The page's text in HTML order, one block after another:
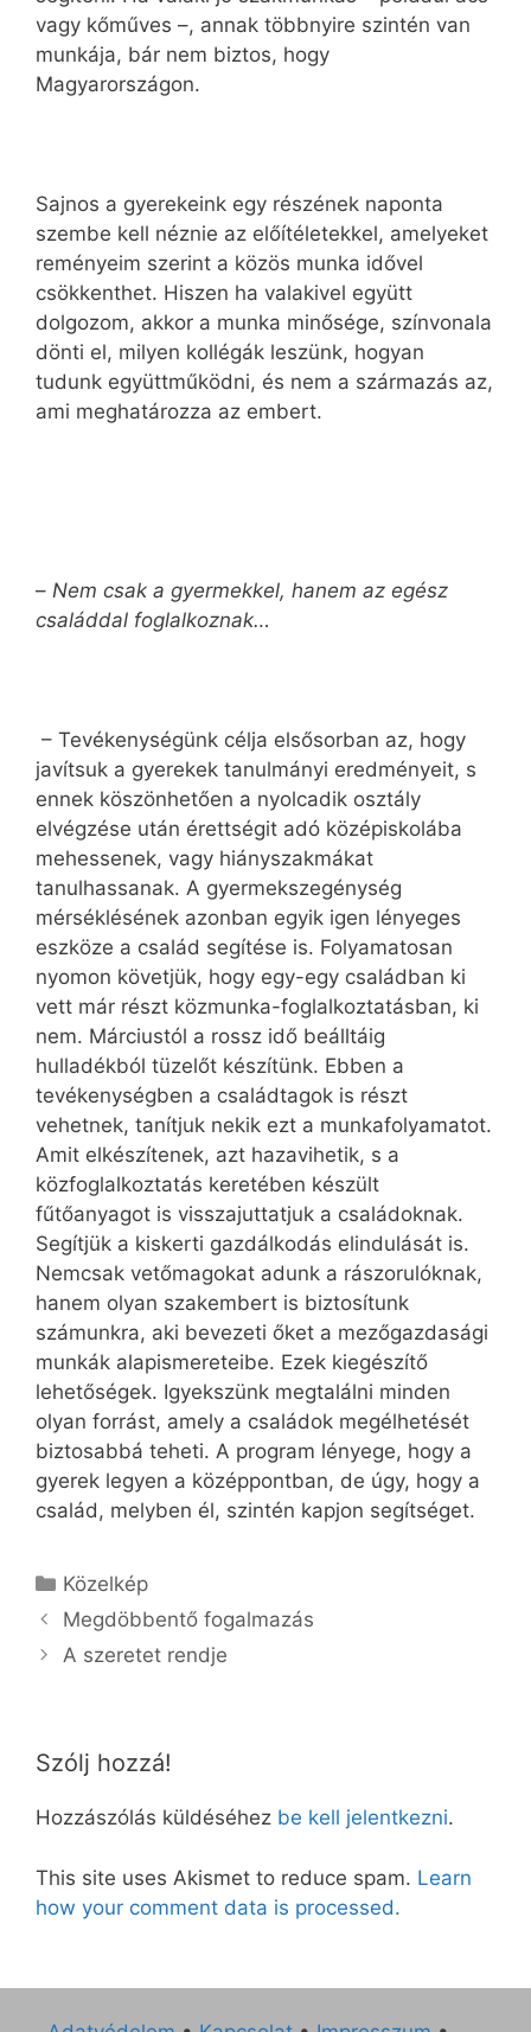
vagy kőműves –, annak többnyire szintén van
munkája, bár nem biztos, hogy
Magyarországon.
Sajnos a gyerekeink egy részének naponta
szembe kell néznie az előítéletekkel, amelyeket
reményeim szerint a közös munka idővel
csökkenthet. Hiszen ha valakivel együtt
dolgozom, akkor a munka minősége, színvonala
dönti el, milyen kollégák leszünk, hogyan
tudunk együttműködni, és nem a származás az,
ami meghatározza az embert.
– Nem csak a gyermekkel, hanem az egész
családdal foglalkoznak…
– Tevékenységünk célja elsősorban az, hogy
javítsuk a gyerekek tanulmányi eredményeit, s
ennek köszönhetően a nyolcadik osztály
elvégzése után érettségit adó középiskolába
mehessenek, vagy hiányszakmákat
tanulhassanak. A gyermekszegénység
mérséklésének azonban egyik igen lényeges
eszköze a család segítése is. Folyamatosan
nyomon követjük, hogy egy-egy családban ki
vett már részt közmunka-foglalkoztatásban, ki
nem. Márciustól a rossz idő beálltáig
hulladékból tüzelőt készítünk. Ebben a
tevékenységben a családtagok is részt
vehetnek, tanítjuk nekik ezt a munkafolyamatot.
Amit elkészítenek, azt hazavihetik, s a
közfoglalkoztatás keretében készült
fűtőanyagot is visszajuttatjuk a családoknak.
Segítjük a kiskerti gazdálkodás elindulását is.
Nemcsak vetőmagokat adunk a rászorulóknak,
hanem olyan szakembert is biztosítunk
számunkra, aki bevezeti őket a mezőgazdasági
munkák alapismereteibe. Ezek kiegészítő
lehetőségek. Igyekszünk megtalálni minden
olyan forrást, amely a családok megélhetését
biztosabbá teheti. A program lényege, hogy a
gyerek legyen a középpontban, de úgy, hogy a
család, melyben él, szintén kapjon segítséget.
Kategória
Közelkép
Megdöbbentő fogalmazás
A szeretet rendje
Szólj hozzá!
Hozzászólás küldéséhez be kell jelentkezni.
This site uses Akismet to reduce spam. Learn
how your comment data is processed.